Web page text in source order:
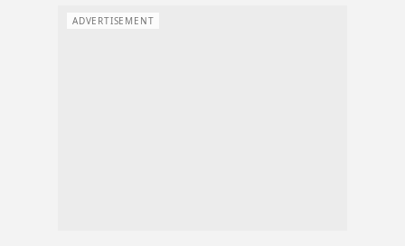
ADVERTISEMENT